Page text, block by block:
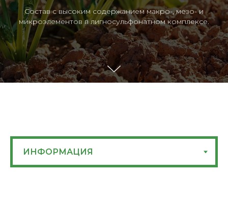
Состав с высоким содержанием макро-, мезо- и
микроэлементов в лигносульфонатном комплексе.